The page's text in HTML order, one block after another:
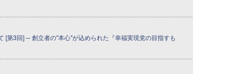
[第3回] ─ 創立者の"本心"が込められた『幸福実現党の目指すも